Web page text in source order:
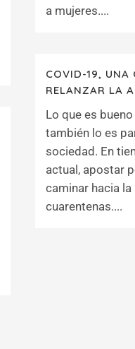
a mujeres....
COVID-19, UNA
RELANZAR LA
Lo que es
también lo es
sociedad. En
actual, apostar
caminar hacia la
cuarentenas....